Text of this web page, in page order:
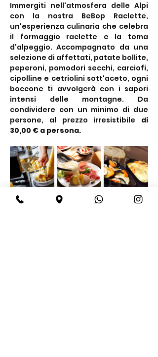
Immergiti nell'atmosfera delle Alpi
con la nostra BeBop Raclette,
un'esperienza culinaria che celebra
il formaggio raclette e la toma
d'alpeggio. Accompagnato da una
selezione di affettati, patate bollite,
peperoni, pomodori secchi, carciofi,
cipolline e cetriolini sott'aceto, ogni
boccone ti avvolgerà con i sapori
intensi delle montagne. Da
condividere con un minimo di due
persone, al prezzo irresistibile di
30,00 € a persona.